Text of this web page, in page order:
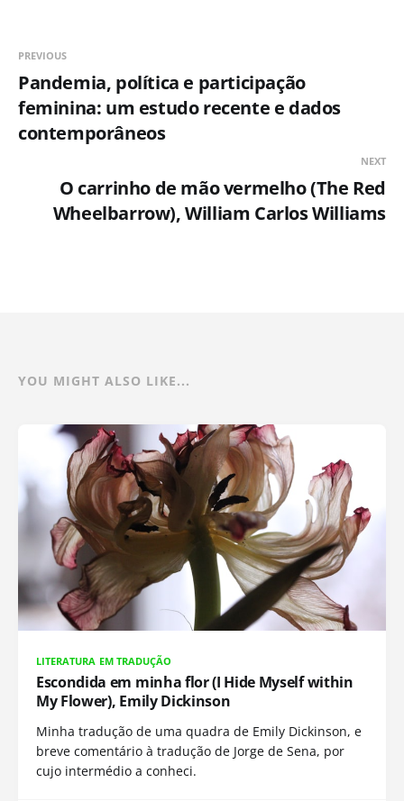
PREVIOUS
Pandemia, política e participação
feminina: um estudo recente e dados
contemporâneos
NEXT
O carrinho de mão vermelho (The Red
Wheelbarrow), William Carlos Williams
YOU MIGHT ALSO LIKE...
LITERATURA EM TRADUÇÃO
Escondida em minha flor (I Hide Myself within
My Flower), Emily Dickinson
Minha tradução de uma quadra de Emily Dickinson, e
breve comentário à tradução de Jorge de Sena, por
cujo intermédio a conheci.